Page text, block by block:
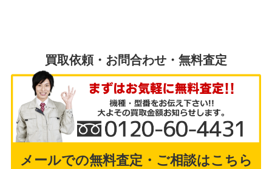
買取依頼・お問合わせ・無料査定
メールでの無料査定・ご相談はこちら